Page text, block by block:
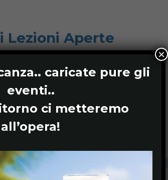
Lezioni Aperte
50%
.. caricate pure gli
eventi..
ci metteremo
all’opera!
×